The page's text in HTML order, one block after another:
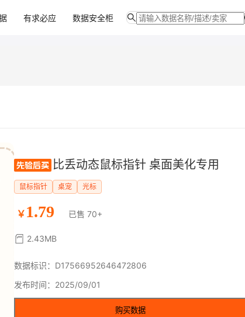
有求必应 数据安全柜
比丢动态鼠标指针 桌面美化专用
鼠标指针 桌宠 光标
￥ 1.79 已售 70+
2.43MB
数据标识：D17566952646472806
发布时间：2025/09/01
购买数据